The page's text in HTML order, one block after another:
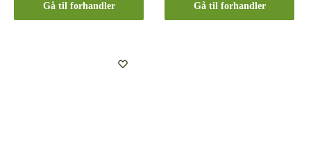
Gå til forhandler Gå til forhandler